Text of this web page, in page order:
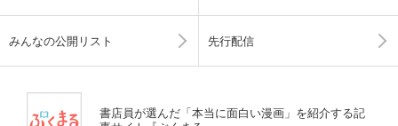
みんなの公開リスト 先行配信
書店員が選んだ「本当に面白い漫画」を紹介する記